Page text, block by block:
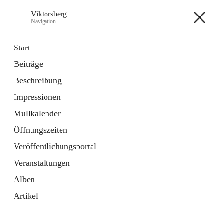
Viktorsberg
Navigation
Start
Beiträge
Beschreibung
Impressionen
Müllkalender
Öffnungszeiten
Veröffentlichungsportal
Veranstaltungen
Alben
Artikel
1 Schnellzugriff
Bürgerservice
10 Schnellzugriffe